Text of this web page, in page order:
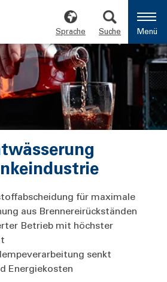
Sprache Suche Menü
für maximale
aus Brennereirückständen
Betrieb mit höchster
senkt
Energiekosten